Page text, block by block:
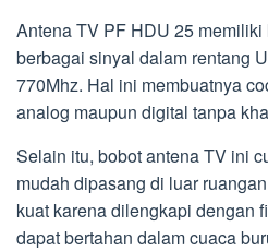
Antena TV PF HDU 25
berbagai sinyal dalam rentang
770Mhz. Hal ini membuatnya
analog maupun digital tanpa
Selain itu, bobot antena TV ini
mudah dipasang di luar
kuat karena dilengkapi dengan
dapat bertahan dalam cuaca